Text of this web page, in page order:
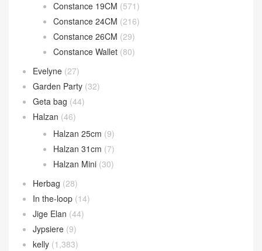
Constance 19CM (571)
Constance 24CM (216)
Constance 26CM (29)
Constance Wallet (80)
Evelyne (27)
Garden Party (32)
Geta bag (44)
Halzan (46)
Halzan 25cm (9)
Halzan 31cm (7)
Halzan Mini (30)
Herbag (28)
In the-loop (14)
Jige Elan (44)
Jypsiere (9)
kelly (1,383)